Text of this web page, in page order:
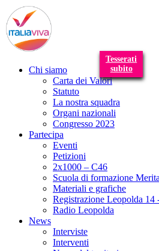
Tesserati
subito
Chi siamo
Carta dei Valori
Statuto
La nostra squadra
Organi nazionali
Congresso 2023
Partecipa
Eventi
Petizioni
2x1000 – C46
Scuola di formazione
Materiali e grafiche
Registrazione Leopolda 14
Radio Leopolda
News
Interviste
Interventi